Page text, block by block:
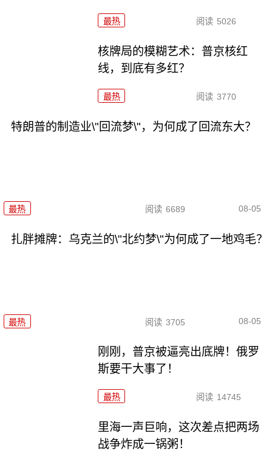
最热 阅读 5026
核牌局的模糊艺术：普京核红
线，到底有多红？
最热 阅读 3770
特朗普的制造业\"回流梦\"，为何成了回流东大？
最热 阅读 6689 08-05
扎胖摊牌：乌克兰的\"北约梦\"为何成了一地鸡毛？
最热 阅读 3705 08-05
刚刚，普京被逼亮出底牌！俄罗
斯要干大事了！
最热 阅读 14745
里海一声巨响，这次差点把两场
战争炸成一锅粥！